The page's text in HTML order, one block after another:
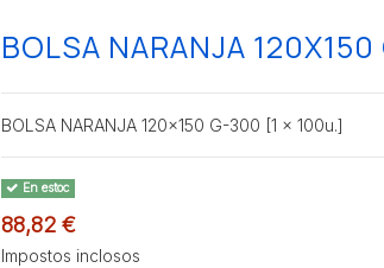
BOLSA NARANJA
BOLSA NARANJA 120x150 G-300 [1 x 100u.]
En estoc
88,82 €
Impostos inclosos